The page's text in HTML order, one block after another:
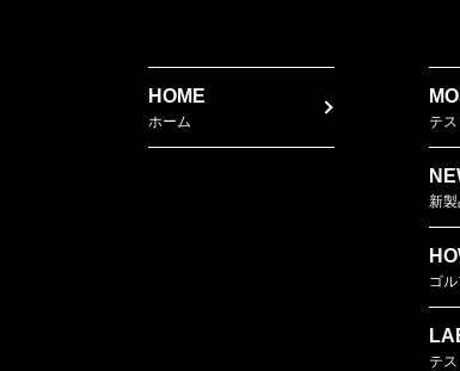
HOME
ホーム テ
新製
ゴ
テ